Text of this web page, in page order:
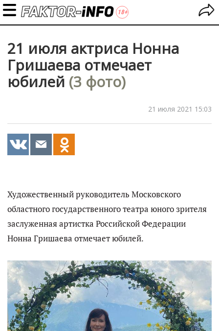
21 июля актриса Нонна
Гришаева отмечает
юбилей (3 фото)
21 июля 2021 15:03
Художественный руководитель Московского
областного государственного театра юного зрителя
заслуженная артистка Российской Федерации
Нонна Гришаева отмечает юбилей.